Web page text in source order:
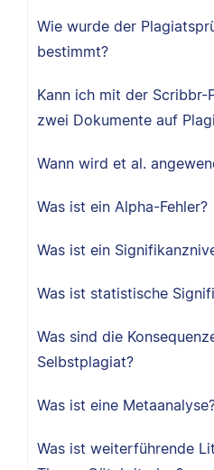
Wie wurde der
bestimmt?
Kann ich mit der Scribbr-
zwei Dokumente auf
Wann wird et al.
Was ist ein Alpha-Fehler?
Was ist ein
Was ist statistische
Was sind die
Selbstplagiat?
Was ist eine
Was ist weiterführende